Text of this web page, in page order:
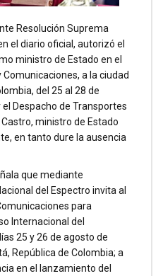
Resolución Suprema
el diario oficial, autorizó el
ministro de Estado en el
a la ciudad
del 25 al 28 de
Despacho de Transportes
ministro de Estado
en tanto dure la ausencia
que mediante
del Espectro invita al
para
Internacional del
25 y 26 de agosto de
República de Colombia; a
en el lanzamiento del